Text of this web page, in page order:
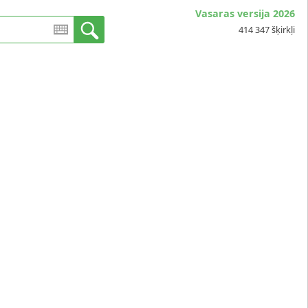
Vasaras versija 2026
414 347 šķirkļi